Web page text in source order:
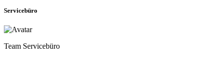
Servicebüro
Team Servicebüro